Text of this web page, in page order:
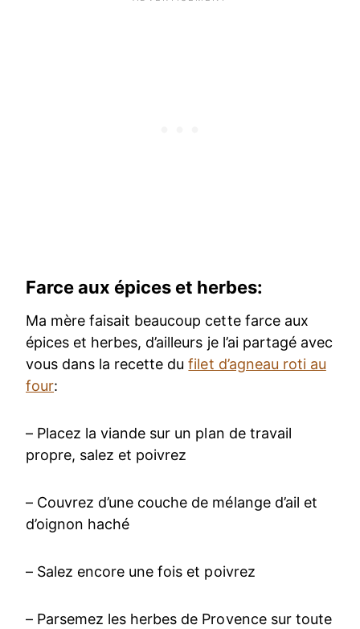
Farce aux épices et herbes:
Ma mère faisait beaucoup cette farce aux
épices et herbes, d’ailleurs je l’ai partagé avec
vous dans la recette dufilet d’agneau roti au
four:
– Placez la viande sur un plan de travail
propre, salez et poivrez
– Couvrez d’une couche de mélange d’ail et
d’oignon haché
– Salez encore une fois et poivrez
– Parsemez les herbes de Provence sur toute